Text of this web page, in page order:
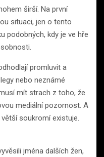
širší. Na první
situaci, jen o tento
podobných, kdy je ve hře
promluvit a
nebo neznámé
mít strach z toho, že
mediální pozornost. A
soukromí existuje.
jména dalších žen,